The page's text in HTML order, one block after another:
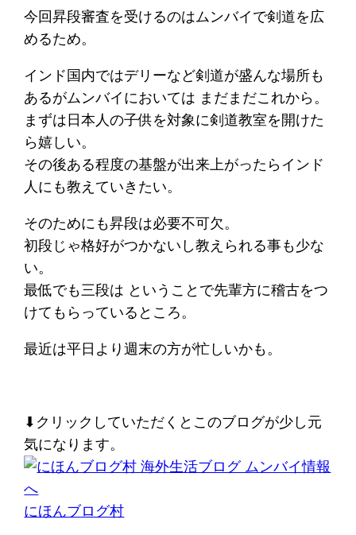
今回昇段審査を受けるのはムンバイで剣道を広
めるため。
インド国内ではデリーなど剣道が盛んな場所も
あるがムンバイにおいては まだまだこれから。
まずは日本人の子供を対象に剣道教室を開けた
ら嬉しい。
その後ある程度の基盤が出来上がったらインド
人にも教えていきたい。
そのためにも昇段は必要不可欠。
初段じゃ格好がつかないし教えられる事も少な
い。
最低でも三段は ということで先輩方に稽古をつ
けてもらっているところ。
最近は平日より週末の方が忙しいかも。
⬇︎クリックしていただくとこのブログが少し元
気になります。
にほんブログ村